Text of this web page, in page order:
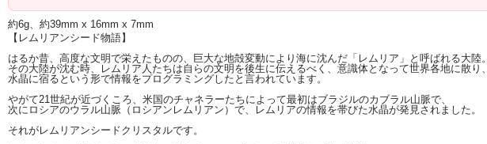
約6g、約39mm x 16mm x 7mm
【レムリアンシード物語】
はるか昔、高度な文明で栄えたものの、巨大な地殻変動により海に沈んだ「レムリア」と呼ばれる大陸。
その大陸が沈む時、レムリア人たちは自らの文明を後生に伝えるべく、意識体となって世界各地に散り、
水晶に宿るという形で情報をプログラミングしたと言われています。
やがて21世紀が近づくころ、米国のチャネラーたちによって最初はブラジルのカブラル山脈で、
次にロシアのウラル山脈（ロシアンレムリアン）で、レムリアの情報を帯びた水晶が発見されました。
それがレムリアンシードクリスタルです。